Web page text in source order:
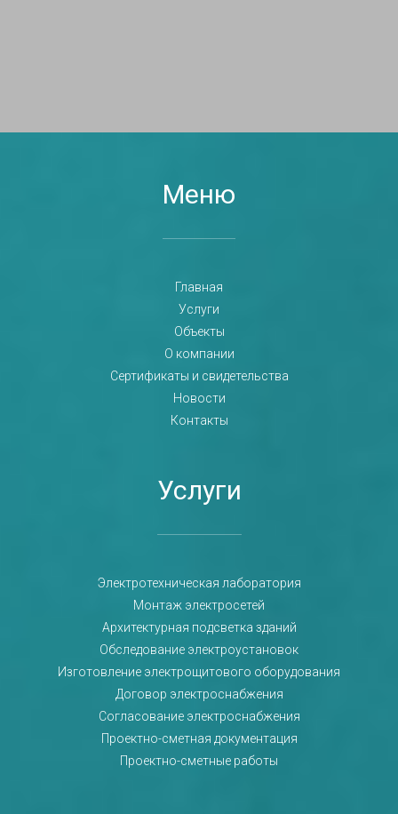
Меню
Главная
Услуги
Объекты
О компании
Сертификаты и свидетельства
Новости
Контакты
Услуги
Электротехническая лаборатория
Монтаж электросетей
Архитектурная подсветка зданий
Обследование электроустановок
Изготовление электрощитового оборудования
Договор электроснабжения
Согласование электроснабжения
Проектно-сметная документация
Проектно-сметные работы